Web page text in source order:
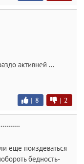
активней ...
| 8 | 2
еще поиздеваться
бедность-